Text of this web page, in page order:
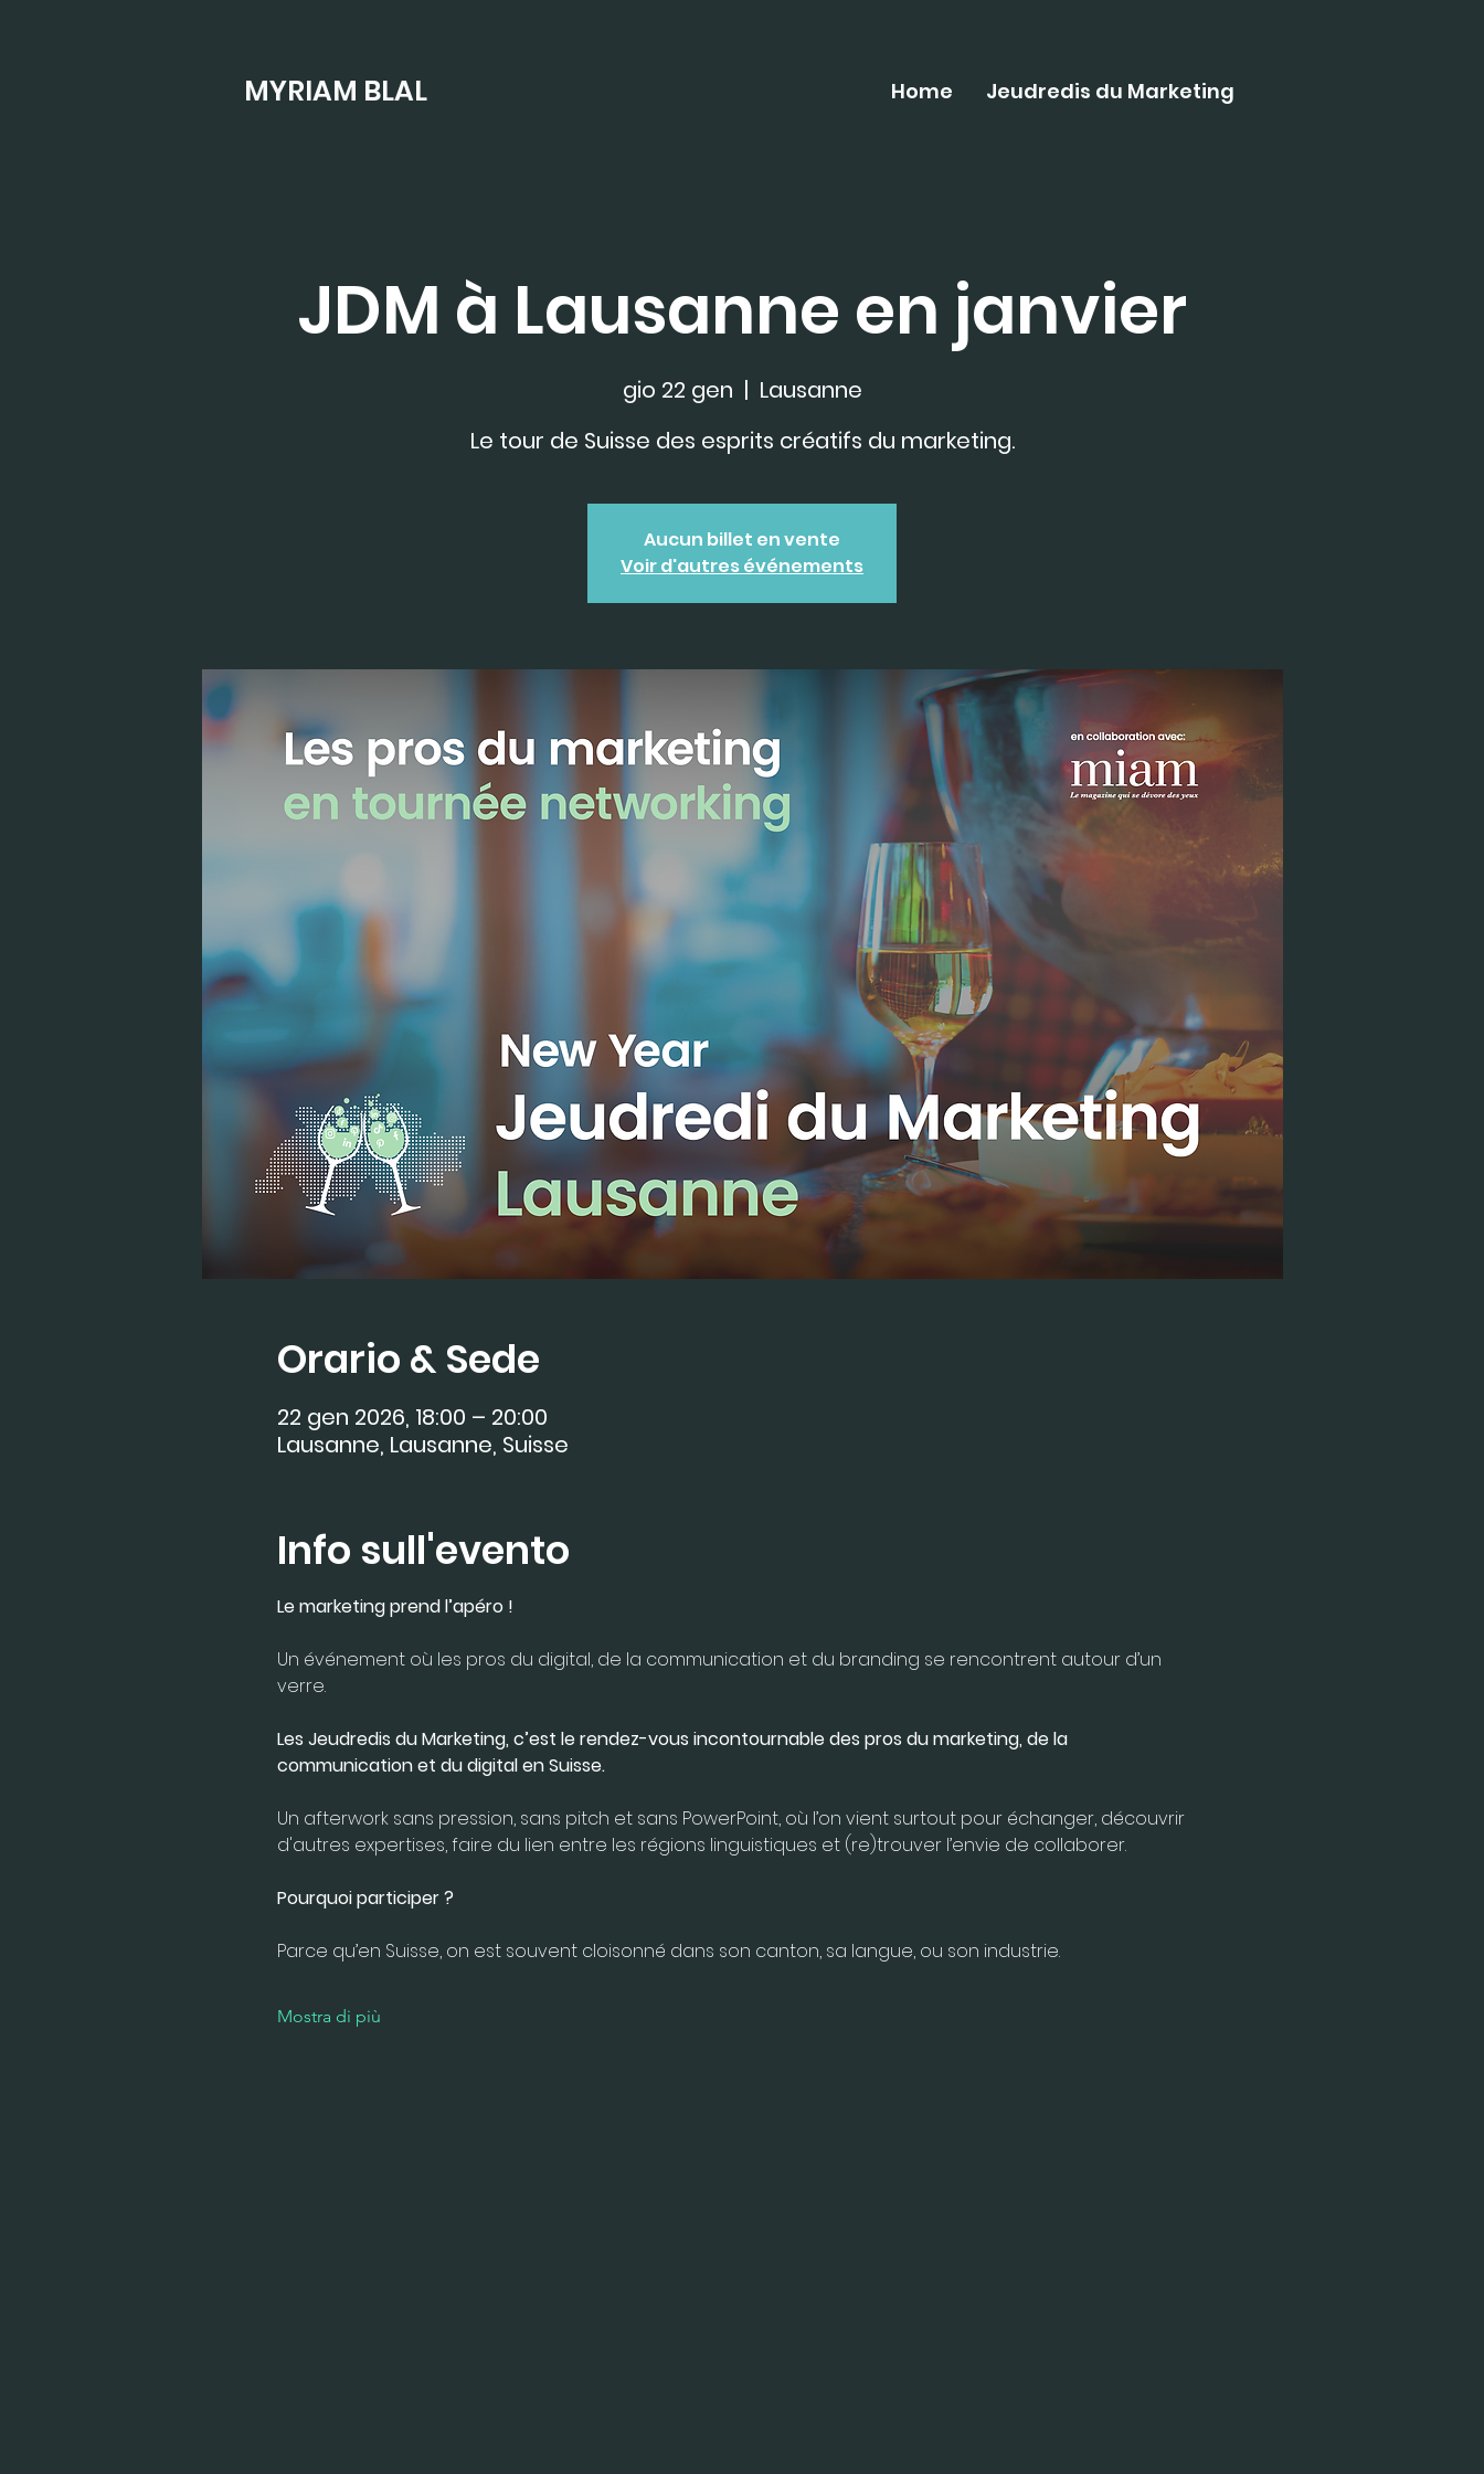
MYRIAM BLAL Home Jeudredis du Marketing
JDM à Lausanne en janvier
gio 22 gen
  |
Lausanne
Le tour de Suisse des esprits créatifs du marketing.
Aucun billet en vente
Voir d'autres événements
Orario & Sede
22 gen 2026, 18:00 – 20:00
Lausanne, Lausanne, Suisse
Info sull'evento
Le marketing prend l’apéro !
Un événement où les pros du digital, de la communication et du branding se rencontrent autour d’un
verre.
Les Jeudredis du Marketing, c’est le rendez-vous incontournable des pros du marketing, de la
communication et du digital en Suisse.
Un afterwork sans pression, sans pitch et sans PowerPoint, où l’on vient surtout pour échanger, découvrir
d'autres expertises, faire du lien entre les régions linguistiques et (re)trouver l’envie de collaborer.
Pourquoi participer ?
Parce qu’en Suisse, on est souvent cloisonné dans son canton, sa langue, ou son industrie.
Mostra di più